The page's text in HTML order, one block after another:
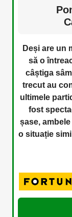
Deși are un
să o
câștiga
trecut au
ultimele
fost
șase,
o situație